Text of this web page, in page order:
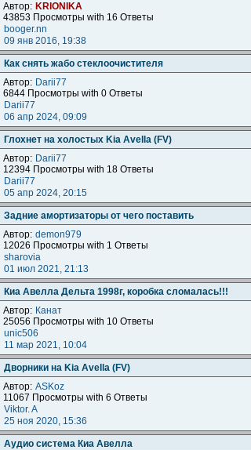
Автор: KRIONIKA
43853 Просмотры with 16 Ответы
booger.nn
09 янв 2016, 19:38
Как снять жабо стеклоочистителя
Автор: Darii77
6844 Просмотры with 0 Ответы
Darii77
06 апр 2024, 09:09
Глохнет на холостых Kia Avella (FV)
Автор: Darii77
12394 Просмотры with 18 Ответы
Darii77
05 апр 2024, 20:15
Задние амортизаторы от чего поставить
Автор: demon979
12026 Просмотры with 1 Ответы
sharovia
01 июл 2021, 21:13
Киа Авелла Дельта 1998г, коробка сломалась!!!
Автор: Канат
25056 Просмотры with 10 Ответы
unic506
11 мар 2021, 10:04
Дворники на Kia Avella (FV)
Автор: ASKoz
11067 Просмотры with 6 Ответы
Viktor. A
25 ноя 2020, 15:36
Аудио система Киа Авелла